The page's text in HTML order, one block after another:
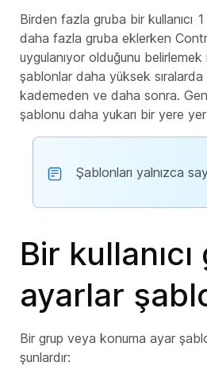
Birden fazla gruba bir kullanıcı
daha fazla gruba eklerken
uygulanıyor olduğunu belirlemek
şablonlar daha yüksek
kademeden ve daha sonra.
şablonu daha yukarı bir yere yer
Şablonları yalnızca
Bir
ayarlar
Bir grup veya konuma ayar
şunlardır: